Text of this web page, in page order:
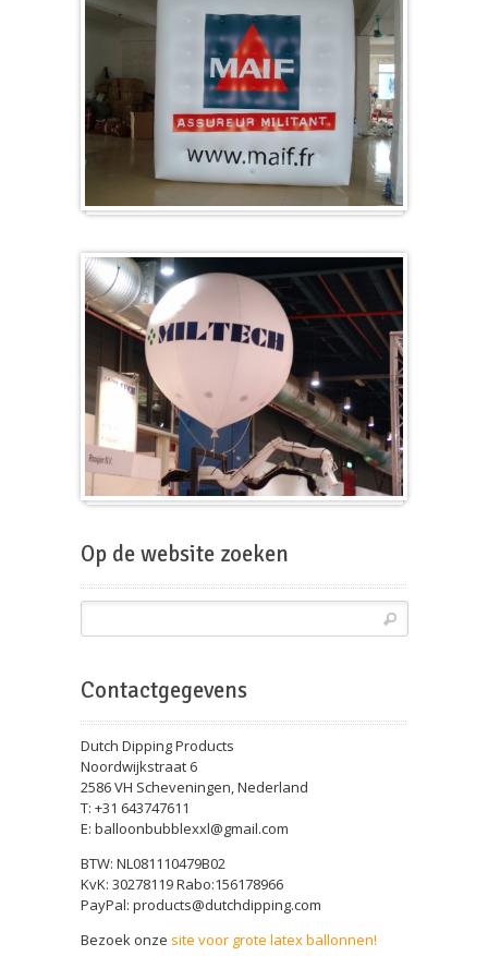
Op de website zoeken
Contactgegevens
Dutch Dipping Products
Noordwijkstraat 6
2586 VH Scheveningen, Nederland
T: +31 643747611
E: balloonbubblexxl@gmail.com
BTW: NL081110479B02
KvK: 30278119 Rabo:156178966
PayPal: products@dutchdipping.com
Bezoek onze site voor grote latex ballonnen!